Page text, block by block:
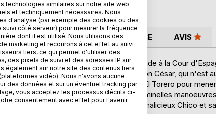
et Fausta. Au cours de son ambassade à la Cour
La Giralda, fiancée d'El Torero, Don César, qui n'est
II. Or, Fausta a jeté son dévolu sur El Torero pour
Inquisiteur Don Espinoza dans ses criminelles
absolu d'un pauvre déshérité, le malicieux Chico et
AUTEUR(S) CRITIQUES PRESSE AVIS
technologies similaires sur notre site web.
et techniquement nécessaires. Nous
d'analyse (par exemple des cookies ou des
côté serveur) pour mesurer la fréquence
dont il est utilisé. Nous utilisons des
marketing et recourons à cet effet au suivi
tiers, ce qui permet d'utiliser des
des pixels de suivi et des adresses IP sur
également sur notre site des contenus tiers
vidéo). Nous n'avons aucune
des données et sur un éventuel tracking par
vous acceptez les processus décrits ci-
consentement avec effet pour l'avenir.